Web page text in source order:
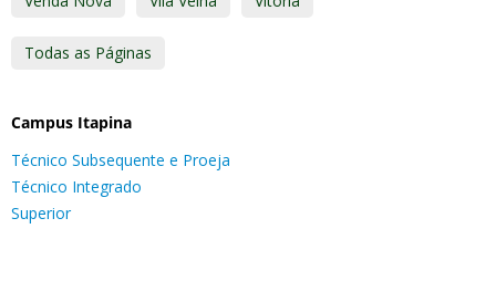
Todas as Páginas
Campus Itapina
Técnico Subsequente e Proeja
Técnico Integrado
Superior